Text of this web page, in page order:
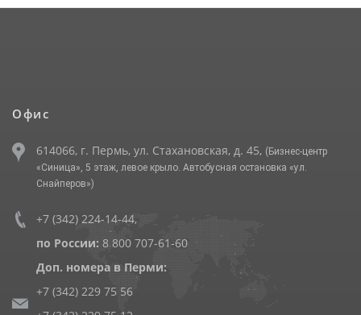
Офис
614066, г. Пермь, ул. Стахановская, д. 45, (Бизнес-центр
«Синица», 5 этаж, левое крыло. Автобусная остановка «ул.
Снайперов»)
+7 (342) 224-14-44,
по России: 8 800 707-61-60
Доп. номера в Перми:
+7 (342) 229 75 56